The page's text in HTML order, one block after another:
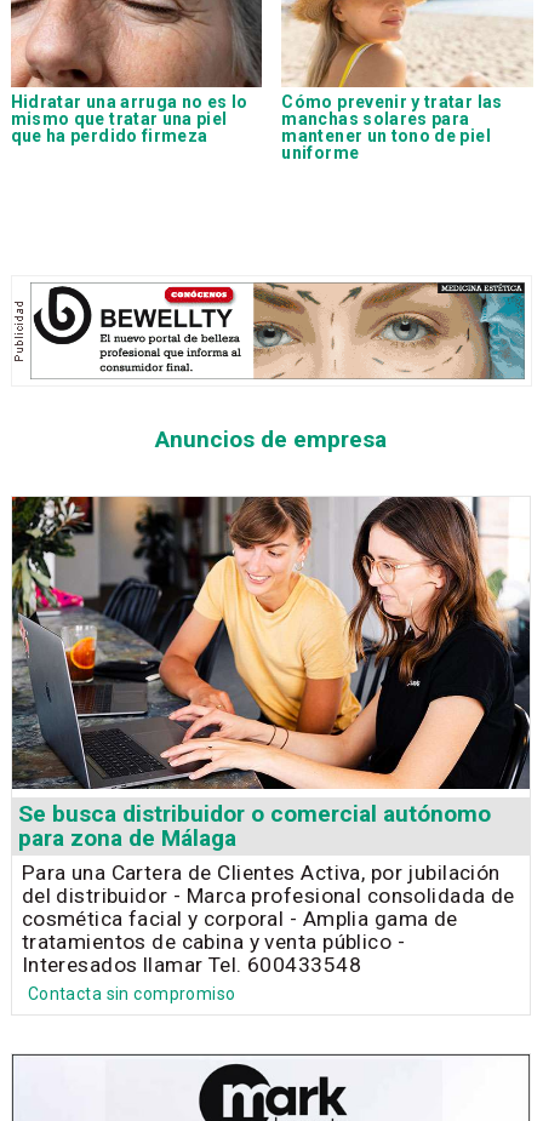
Hidratar una arruga no es lo
mismo que tratar una piel
que ha perdido firmeza
Cómo prevenir y tratar las
manchas solares para
mantener un tono de piel
uniforme
Anuncios de empresa
Se busca distribuidor o comercial autónomo
para zona de Málaga
Para una Cartera de Clientes Activa, por jubilación
del distribuidor - Marca profesional consolidada de
cosmética facial y corporal - Amplia gama de
tratamientos de cabina y venta público -
Interesados llamar Tel. 600433548
Contacta sin compromiso